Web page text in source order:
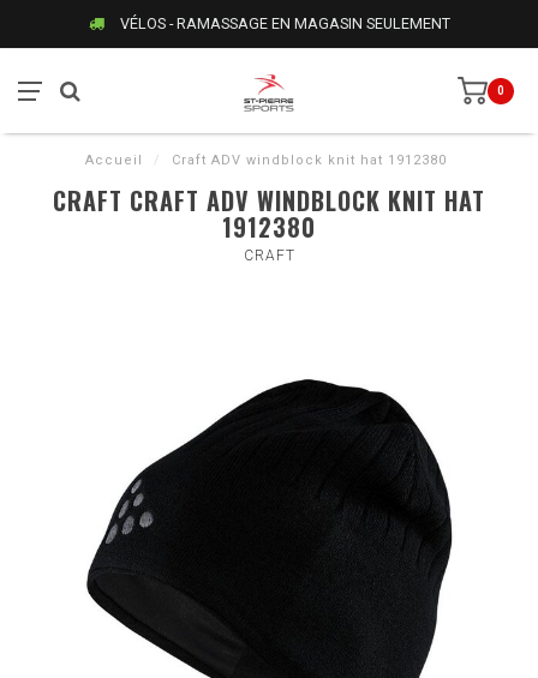
VÉLOS - RAMASSAGE EN MAGASIN SEULEMENT
0
Accueil / Craft ADV windblock knit hat 1912380
CRAFT CRAFT ADV WINDBLOCK KNIT HAT
1912380
CRAFT